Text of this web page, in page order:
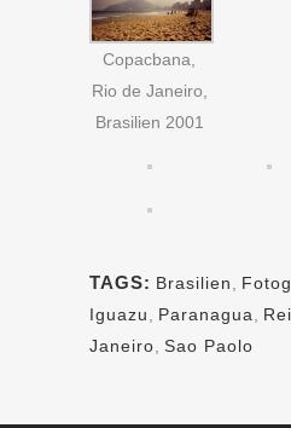
Copacbana,
Rio de Janeiro,
Brasilien 2001
TAGS: Brasilien
Iguazu
Paranagua
Janeiro Sao Paolo